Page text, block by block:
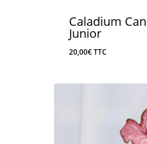
Caladium
Junior
20,00€TTC